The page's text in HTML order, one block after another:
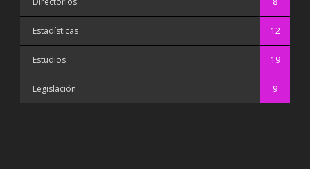
Estadísticas 12
Estudios 19
Legislación 9